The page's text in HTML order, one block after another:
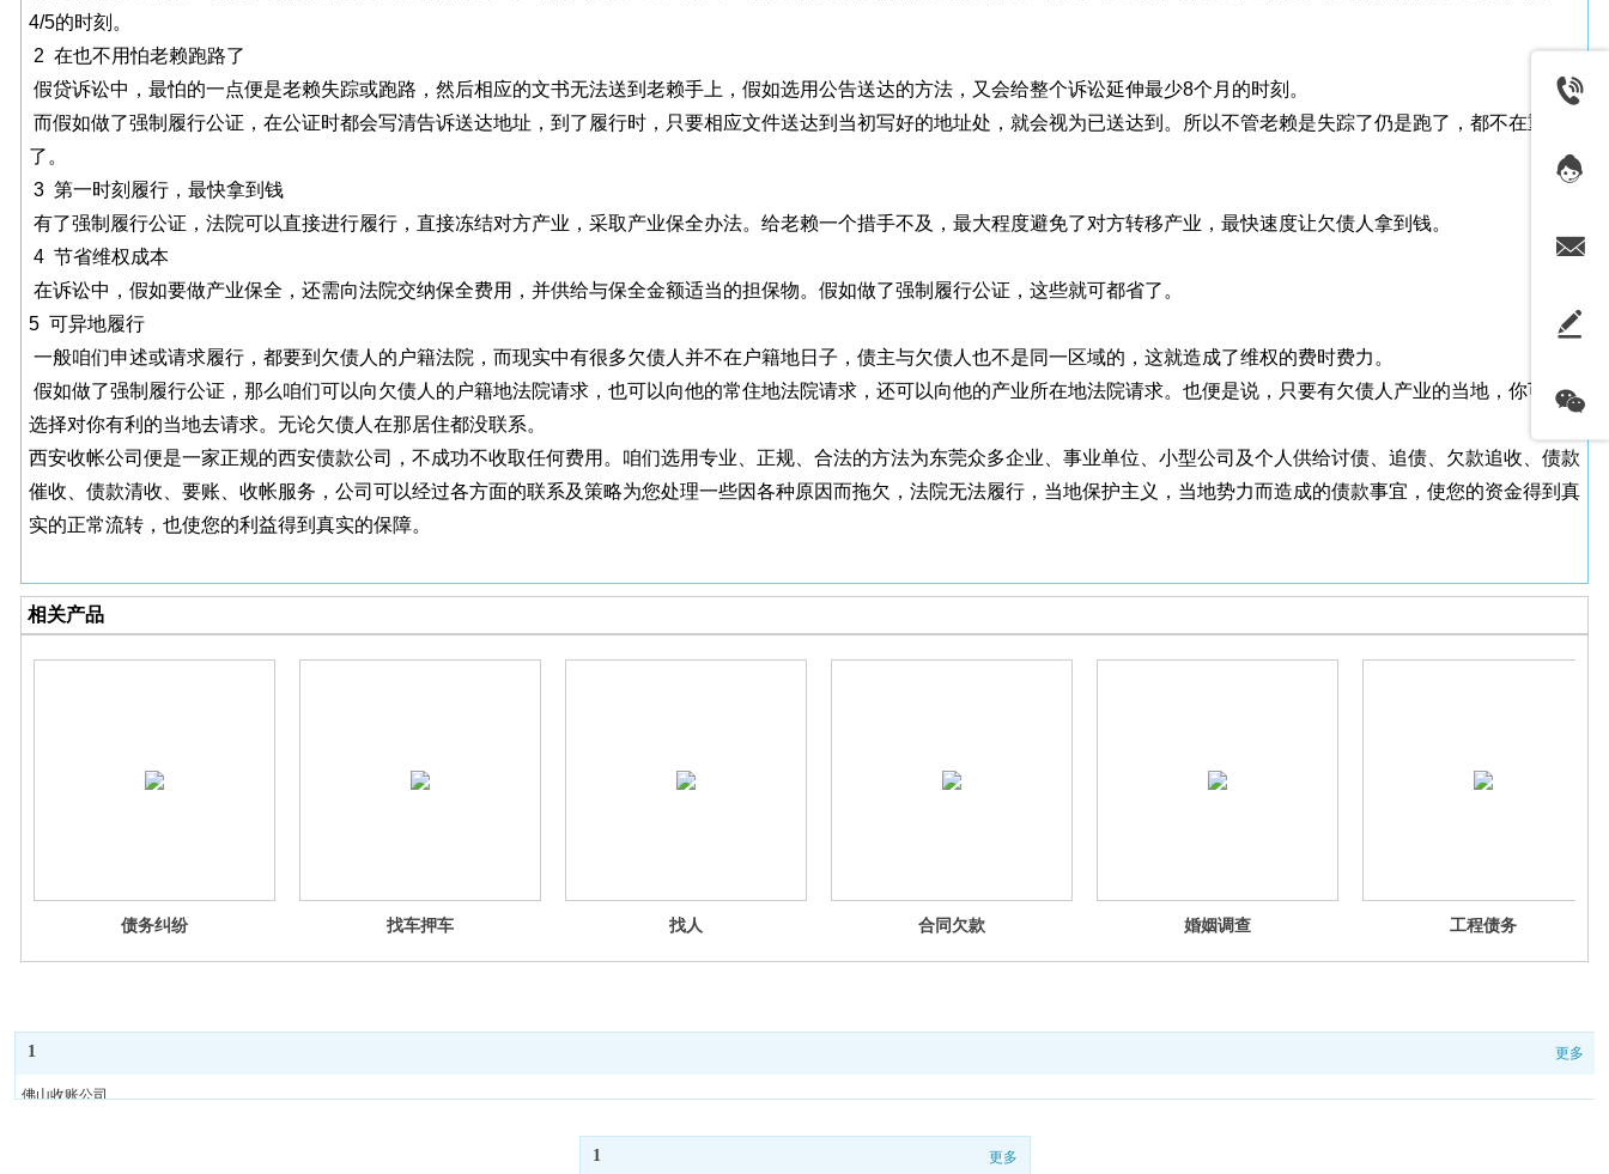
4/5的时刻。
2 在也不用怕老赖跑路了
假贷诉讼中，最怕的一点便是老赖失踪或跑路，然后相应的文书无法送到老赖手上，假如选用公告送达的方法，又会给整个诉讼延伸最少8个月的时刻。
而假如做了强制履行公证，在公证时都会写清告诉送达地址，到了履行时，只要相应文件送达到当初写好的地址处，就会视为已送达到。所以不管老赖是失踪了仍是跑了，都不在重要
了。
3 第一时刻履行，最快拿到钱
有了强制履行公证，法院可以直接进行履行，直接冻结对方产业，采取产业保全办法。给老赖一个措手不及，最大程度避免了对方转移产业，最快速度让欠债人拿到钱。
4 节省维权成本
在诉讼中，假如要做产业保全，还需向法院交纳保全费用，并供给与保全金额适当的担保物。假如做了强制履行公证，这些就可都省了。
5 可异地履行
一般咱们申述或请求履行，都要到欠债人的户籍法院，而现实中有很多欠债人并不在户籍地日子，债主与欠债人也不是同一区域的，这就造成了维权的费时费力。
假如做了强制履行公证，那么咱们可以向欠债人的户籍地法院请求，也可以向他的常住地法院请求，还可以向他的产业所在地法院请求。也便是说，只要有欠债人产业的当地，你可以
选择对你有利的当地去请求。无论欠债人在那居住都没联系。
西安收帐公司便是一家正规的西安债款公司，不成功不收取任何费用。咱们选用专业、正规、合法的方法为东莞众多企业、事业单位、小型公司及个人供给讨债、追债、欠款追收、债款
催收、债款清收、要账、收帐服务，公司可以经过各方面的联系及策略为您处理一些因各种原因而拖欠，法院无法履行，当地保护主义，当地势力而造成的债款事宜，使您的资金得到真
实的正常流转，也使您的利益得到真实的保障。
相关产品
债务纠纷 找车押车 找人 合同欠款 婚姻调查 工程债务
1 更多
佛山收账公司
1 更多